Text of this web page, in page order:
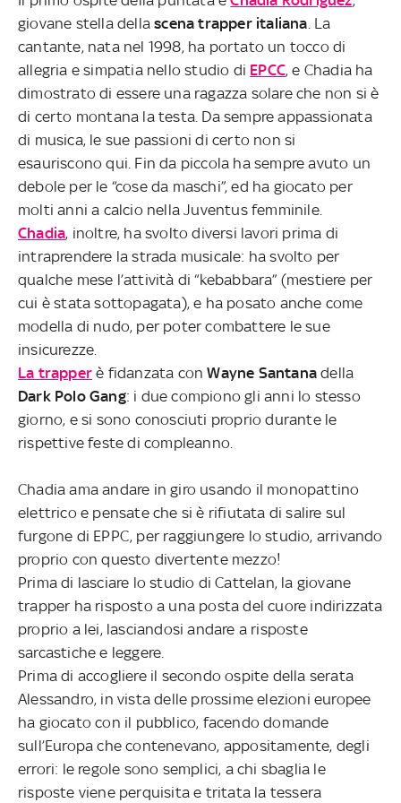
giovane stella dellascena trapper italiana . La
cantante, nata nel 1998, ha portato un tocco di
allegria e simpatia nello studio di EPCC, e Chadia ha
dimostrato di essere una ragazza solare che non si è
di certo montana la testa. Da sempre appassionata
di musica, le sue passioni di certo non si
esauriscono qui. Fin da piccola ha sempre avuto un
debole per le “cose da maschi”, ed ha giocato per
molti anni a calcio nella Juventus femminile.
Chadia, inoltre, ha svolto diversi lavori prima di
intraprendere la strada musicale: ha svolto per
qualche mese l’attività di “kebabbara” (mestiere per
cui è stata sottopagata), e ha posato anche come
modella di nudo, per poter combattere le sue
insicurezze.
La trapper è fidanzata conWayne Santana della
Dark Polo Gang: i due compiono gli anni lo stesso
giorno, e si sono conosciuti proprio durante le
rispettive feste di compleanno.
Chadia ama andare in giro usando il monopattino
elettrico e pensate che si è rifiutata di salire sul
furgone di EPPC, per raggiungere lo studio, arrivando
proprio con questo divertente mezzo!
Prima di lasciare lo studio di Cattelan, la giovane
trapper ha risposto a una posta del cuore indirizzata
proprio a lei, lasciandosi andare a risposte
sarcastiche e leggere.
Prima di accogliere il secondo ospite della serata
Alessandro, in vista delle prossime elezioni europee
ha giocato con il pubblico, facendo domande
sull’Europa che contenevano, appositamente, degli
errori: le regole sono semplici, a chi sbaglia le
risposte viene perquisita e tritata la tessera